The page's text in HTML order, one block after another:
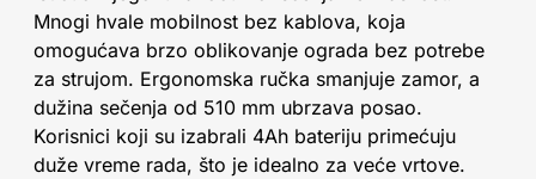
Mnogi hvale mobilnost bez kablova, koja
omogućava brzo oblikovanje ograda bez potrebe
za strujom. Ergonomska ručka smanjuje zamor, a
dužina sečenja od 510 mm ubrzava posao.
Korisnici koji su izabrali 4Ah bateriju primećuju
duže vreme rada, što je idealno za veće vrtove.